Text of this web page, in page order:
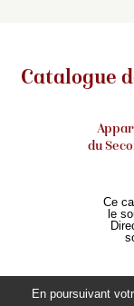
Catalogue
du
Ce
le
En poursuivant